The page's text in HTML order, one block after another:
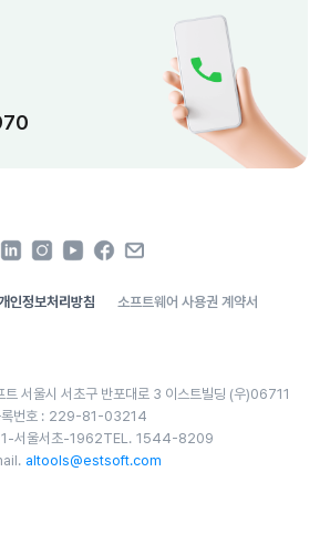
인정보처리방침 소프트웨어 사용권 계약서
트 서울시 서초구 반포대로 3 이스트빌딩 (우)06711
번호 : 229-81-03214
서울서초-1962TEL. 1544-8209
altools@estsoft.com